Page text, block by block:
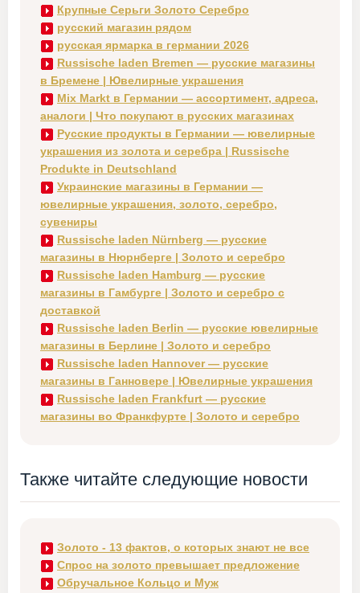
Крупные Серьги Золото Серебро
русский магазин рядом
русская ярмарка в германии 2026
Russische laden Bremen — русские магазины
в Бремене | Ювелирные украшения
Mix Markt в Германии — ассортимент, адреса,
аналоги | Что покупают в русских магазинах
Русские продукты в Германии — ювелирные
украшения из золота и серебра | Russische
Produkte in Deutschland
Украинские магазины в Германии —
ювелирные украшения, золото, серебро,
сувениры
Russische laden Nürnberg — русские
магазины в Нюрнберге | Золото и серебро
Russische laden Hamburg — русские
магазины в Гамбурге | Золото и серебро с
доставкой
Russische laden Berlin — русские ювелирные
магазины в Берлине | Золото и серебро
Russische laden Hannover — русские
магазины в Ганновере | Ювелирные украшения
Russische laden Frankfurt — русские
магазины во Франкфурте | Золото и серебро
Также читайте следующие новости
Золото - 13 фактов, о которых знают не все
Спрос на золото превышает предложение
Обручальное Кольцо и Муж